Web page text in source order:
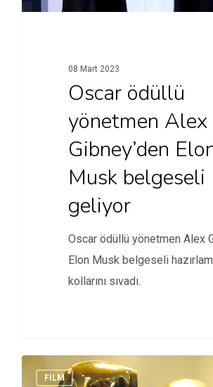
08 Mart 2023
Oscar ödüllü
yönetmen Alex
Gibney’den
Musk belgeseli
geliyor
Oscar ödüllü yönetmen Alex
Elon Musk belgeseli
kollarını sıvadı.
FİLM